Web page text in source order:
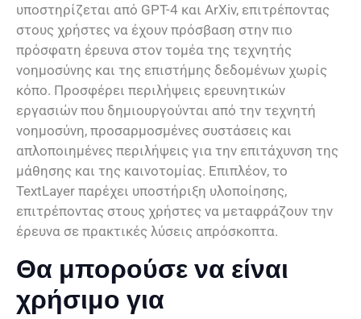
υποστηρίζεται από GPT-4 και ArXiv, επιτρέποντας
στους χρήστες να έχουν πρόσβαση στην πιο
πρόσφατη έρευνα στον τομέα της τεχνητής
νοημοσύνης και της επιστήμης δεδομένων χωρίς
κόπο. Προσφέρει περιλήψεις ερευνητικών
εργασιών που δημιουργούνται από την τεχνητή
νοημοσύνη, προσαρμοσμένες συστάσεις και
απλοποιημένες περιλήψεις για την επιτάχυνση της
μάθησης και της καινοτομίας. Επιπλέον, το
TextLayer παρέχει υποστήριξη υλοποίησης,
επιτρέποντας στους χρήστες να μεταφράζουν την
έρευνα σε πρακτικές λύσεις απρόσκοπτα.
Θα μπορούσε να είναι
χρήσιμο για